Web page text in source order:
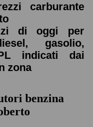
carburante
di oggi per
gasolio,
indicati dai
zona
benzina